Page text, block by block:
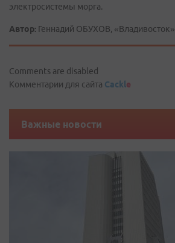
электросистемы морга.
Автор: Геннадий ОБУХОВ, «Владивосток»
Comments are disabled
Комментарии для сайта Cackle
Важные новости